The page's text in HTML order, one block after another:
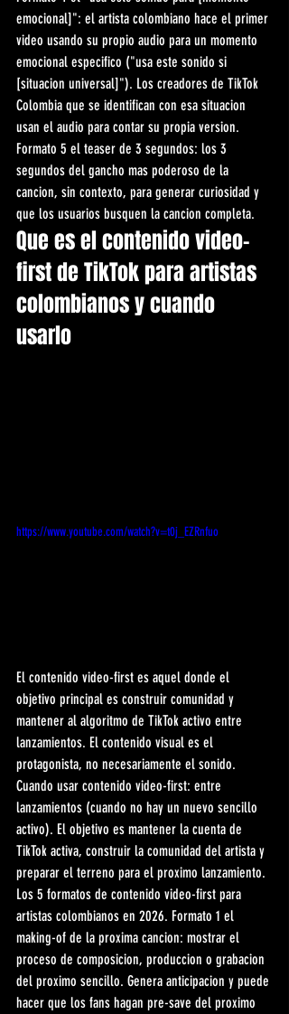
emocional]": el artista colombiano hace el primer
video usando su propio audio para un momento
emocional especifico ("usa este sonido si
[situacion universal]"). Los creadores de TikTok
Colombia que se identifican con esa situacion
usan el audio para contar su propia version.
Formato 5 el teaser de 3 segundos: los 3
segundos del gancho mas poderoso de la
cancion, sin contexto, para generar curiosidad y
que los usuarios busquen la cancion completa.
Que es el contenido video-
first de TikTok para artistas
colombianos y cuando
usarlo
https://www.youtube.com/watch?v=t0j_EZRnfuo
El contenido video-first es aquel donde el
objetivo principal es construir comunidad y
mantener al algoritmo de TikTok activo entre
lanzamientos. El contenido visual es el
protagonista, no necesariamente el sonido.
Cuando usar contenido video-first: entre
lanzamientos (cuando no hay un nuevo sencillo
activo). El objetivo es mantener la cuenta de
TikTok activa, construir la comunidad del artista y
preparar el terreno para el proximo lanzamiento.
Los 5 formatos de contenido video-first para
artistas colombianos en 2026. Formato 1 el
making-of de la proxima cancion: mostrar el
proceso de composicion, produccion o grabacion
del proximo sencillo. Genera anticipacion y puede
hacer que los fans hagan pre-save del proximo